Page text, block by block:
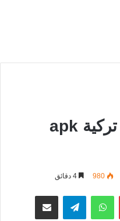
تحميل برنامج دراما تركية apk
980
بينتيريستواتساب تيلقرام مشاركة عبر البريد